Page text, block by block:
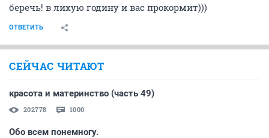
беречь! в лихую годину и вас прокормит)))
ОТВЕТИТЬ
СЕЙЧАС ЧИТАЮТ
красота и материнство (часть 49)
202778 1000
Обо всем понемногу.